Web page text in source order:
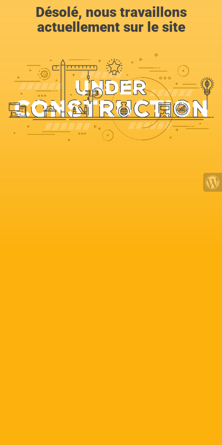
Désolé, nous travaillons
actuellement sur le site